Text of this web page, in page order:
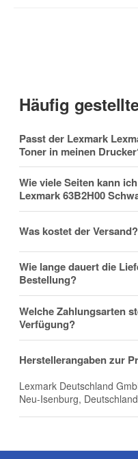
Nachname
Firma
Häufig
Passt der Lexmark
Toner in meinen
Wie viele Seiten kann
Lexmark 63B2H00
Was kostet der Versand?
Wie lange dauert die
Bestellung?
Welche Zahlungsarten
Verfügung?
Herstellerangaben zur
Lexmark Deutschland
Neu-Isenburg,